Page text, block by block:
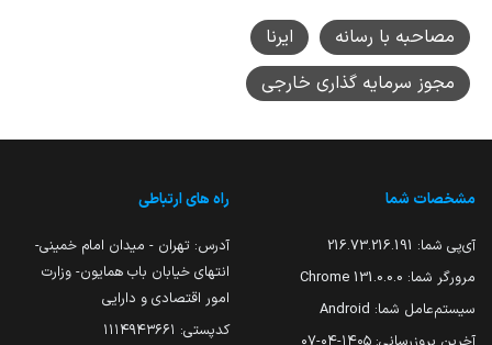
مصاحبه با رسانه
ایرنا
مجوز سرمایه گذاری خارجی
مشخصات شما
آی‌پی شما: 216.73.216.191
مرورگر شما: 131.0.0.0 Chrome
سیستم‌عامل شما: Android
راه های ارتباطی
آدرس: تهران - میدان امام خمینی-
انتهای خیابان باب همایون- وزارت
امور اقتصادی و دارایی
کدپستی: ۱۱۱۴۹۴۳۶۶۱